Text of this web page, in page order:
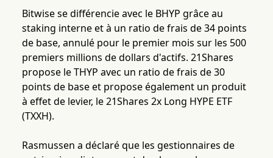
Bitwise se différencie avec le BHYP grâce au
staking interne et à un ratio de frais de 34 points
de base, annulé pour le premier mois sur les 500
premiers millions de dollars d'actifs. 21Shares
propose le THYP avec un ratio de frais de 30
points de base et propose également un produit
à effet de levier, le 21Shares 2x Long HYPE ETF
(TXXH).
Rasmussen a déclaré que les gestionnaires de